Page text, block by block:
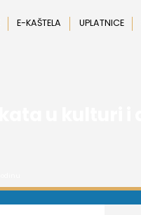
E-KAŠTELA UPLATNICE